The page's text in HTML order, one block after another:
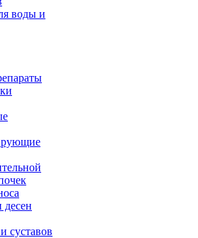
воды и
десен
суставов